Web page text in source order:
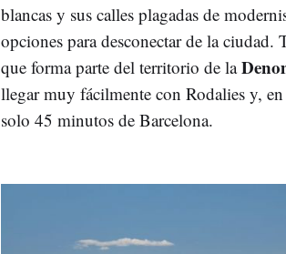
blancas y sus calles plagadas de
opciones para desconectar de la
que forma parte del territorio de la
llegar muy fácilmente con Rodalies y,
solo 45 minutos de Barcelona.